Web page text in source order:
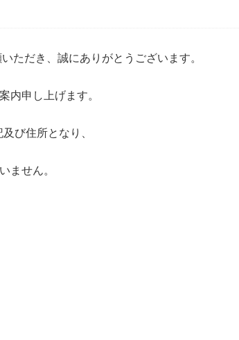
ただき、誠にありがとうございます。
内申し上げます。
び住所となり、
ません。